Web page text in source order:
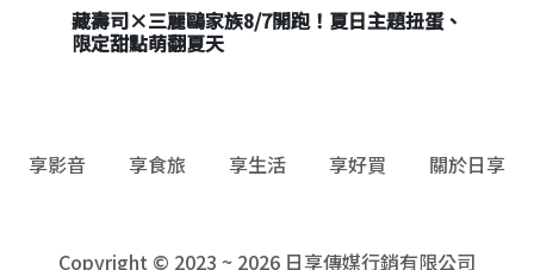
台北君悅酒店中秋月餅禮盒開賣！早鳥優惠83
折起、奢華茶香組合與價格一次看
享影音 享食旅 享生活 享好買 關於日享
Copyright © 2023 ~ 2026 日享傳媒行銷有限公司